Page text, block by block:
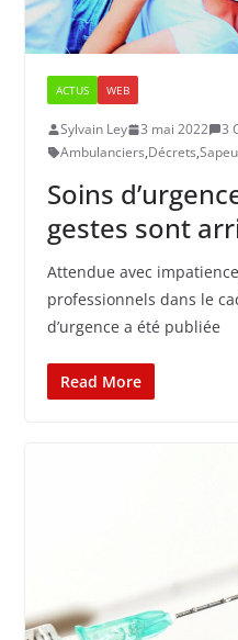
ACTUS WEB
Sylvain Ley 3 mai 2022
3
Ambulanciers,Décrets,
Soins
gestes sont
Attendue avec
professionnels dans le
d’urgence a été publiée
Read More